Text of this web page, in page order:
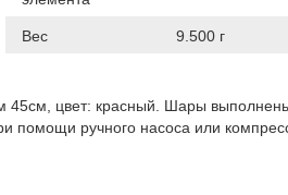
Вес 9.500 г
45см, цвет: красный. Шары
помощи ручного насоса или